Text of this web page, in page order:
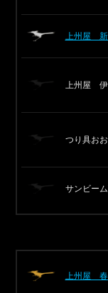
上州屋
上州屋
つり具お
サンビー
上州屋 春